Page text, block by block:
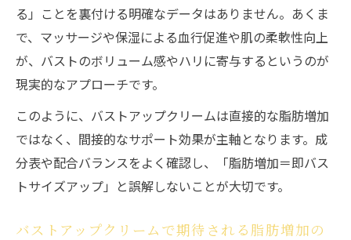
る」ことを裏付ける明確なデータはありません。あくま
で、マッサージや保湿による血行促進や肌の柔軟性向上
が、バストのボリューム感やハリに寄与するというのが
現実的なアプローチです。
このように、バストアップクリームは直接的な脂肪増加
ではなく、間接的なサポート効果が主軸となります。成
分表や配合バランスをよく確認し、「脂肪増加＝即バス
トサイズアップ」と誤解しないことが大切です。
バストアップクリームで期待される脂肪増加の